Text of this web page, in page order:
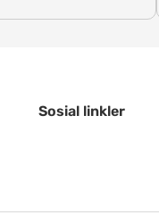
Sosial linkler